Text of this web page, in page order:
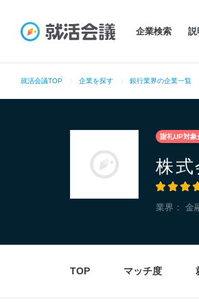
企業検索 説
就活会議TOP 企業を探す 銀行業界の企業一覧
謝礼UP対象
株
業界： 金
TOP マッチ度